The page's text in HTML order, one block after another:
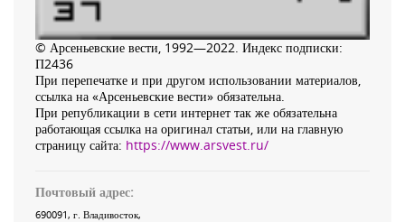
© Арсеньевские вести, 1992—2022. Индекс подписки:
П2436
При перепечатке и при другом использовании материалов,
ссылка на «Арсеньевские вести» обязательна.
При републикации в сети интернет так же обязательна
работающая ссылка на оригинал статьи, или на главную
страницу сайта: https://www.arsvest.ru/
Почтовый адрес:
690091, г. Владивосток,